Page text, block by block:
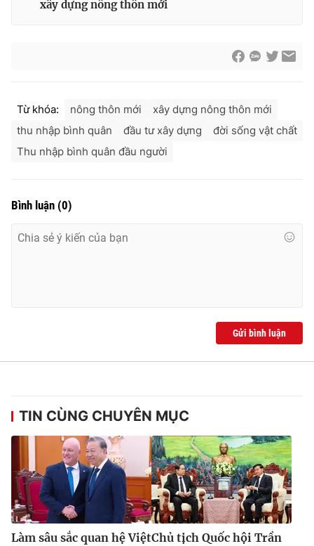
Nguyễn Trọng Ninh
Tổng đài VTV:
024.38 355 931 - 024.38 355 932
Ðiện thoại Thời báo VTV:
thông tin từ website này.
xây dựng nông thôn mới
Từ khóa: nông thôn mới
xây dựng nông thôn mới
thu nhập bình quân
đầu tư xây dựng
đời sống vật chất
Thu nhập bình quân đầu người
Bình luận (0)
Gửi bình luận
TIN CÙNG CHUYÊN MỤC
Làm sâu sắc quan hệ ViệtChủ tịch Quốc hội Trần